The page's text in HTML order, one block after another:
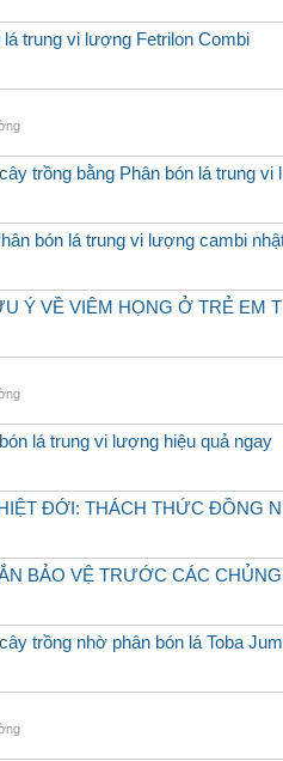
lá trung vi lượng Fetrilon Combi
trồng bằng Phân bón lá trung vi
bón lá trung vi lượng cambi
Ý VỀ VIÊM HỌNG Ở TRẺ EM
lá trung vi lượng hiệu quả ngay
ĐỚI: THÁCH THỨC ĐỒNG
BẢO VỆ TRƯỚC CÁC
trồng nhờ phân bón lá Toba Jum